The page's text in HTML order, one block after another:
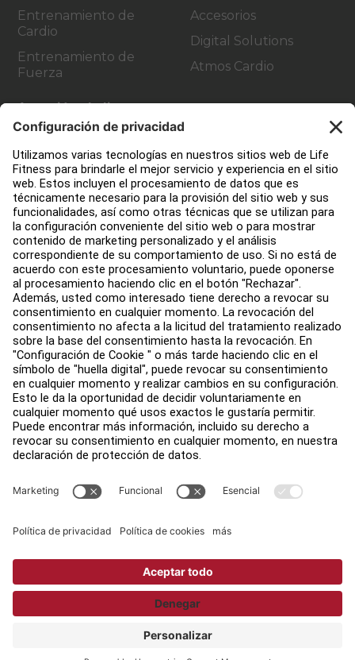
Entrenamiento de
Cardio
Entrenamiento de
Fuerza
Accesorios
Digital Solutions
Atmos Cardio
Atención al cliente
Diseño de instalaciones de fitness
Centro de servicios
Centro de Educación
Quiénes somos
Buscar un distribuidor
Encuentra una tienda
Legal
Accesibilidad
Trabaja con nosotros
Iniciar sesión en Facility Connect
Contacto
Configuración de privacidad
Copyright © 2026 Life Fitness